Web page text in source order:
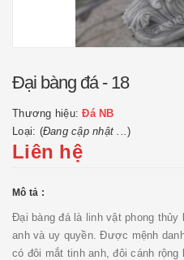
Đại bàng đá - 18
Thương hiệu:Đá NB
Loại: (Đang cập nhật ...)
Liên hệ
Mô tả :
Đại bàng đá là linh vật phong
anh và uy quyền. Được mệnh
có đôi mắt tinh anh, đôi cánh